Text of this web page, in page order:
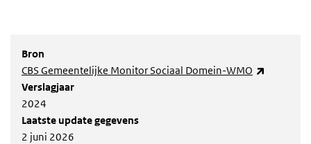
Bron
CBS Gemeentelijke Monitor Sociaal Domein-WMO
Verslagjaar
2024
Laatste update gegevens
2 juni 2026